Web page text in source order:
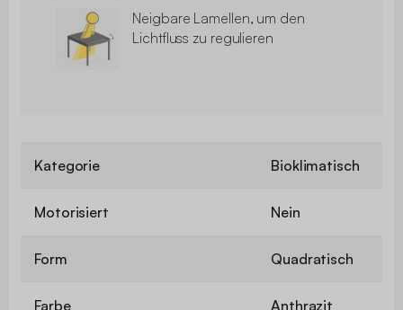
Neigbare Lamellen, um den
Lichtfluss zu regulieren
Kategorie Bioklimatisch
Motorisiert Nein
Form Quadratisch
Farbe Anthrazit